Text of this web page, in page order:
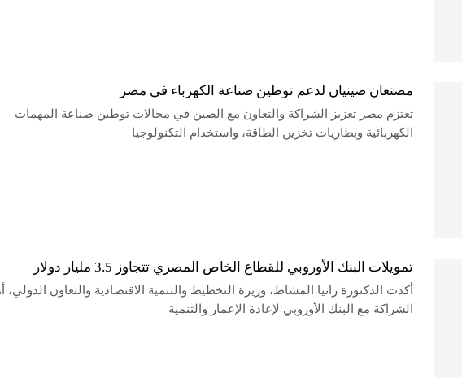
مصنعان صينيان لدعم توطين صناعة الكهرباء في مصر
تعتزم مصر تعزيز الشراكة والتعاون مع الصين في مجالات توطين صناعة المهمات
الكهربائية وبطاريات تخزين الطاقة، واستخدام التكنولوجيا
تمويلات البنك الأوروبي للقطاع الخاص المصري تتجاوز 3.5 مليار دولار
أكدت الدكتورة رانيا المشاط، وزيرة التخطيط والتنمية الاقتصادية والتعاون الدولي،
الشراكة مع البنك الأوروبي لإعادة الإعمار والتنمية